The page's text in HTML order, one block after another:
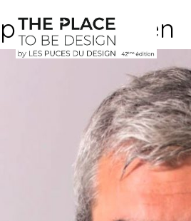
portrait-fabien